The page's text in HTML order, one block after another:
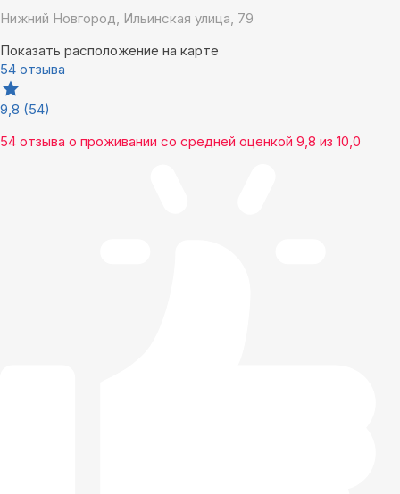
Нижний Новгород, Ильинская улица, 79
Показать расположение на карте
54 отзыва
9,8 (54)
54 отзыва о проживании со средней оценкой 9,8 из 10,0